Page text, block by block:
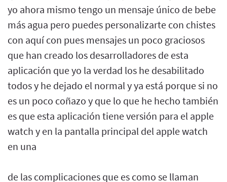
yo ahora mismo tengo un mensaje único de bebe
más agua pero puedes personalizarte con chistes
con aquí con pues mensajes un poco graciosos
que han creado los desarrolladores de esta
aplicación que yo la verdad los he desabilitado
todos y he dejado el normal y ya está porque si no
es un poco coñazo y que lo que he hecho también
es que esta aplicación tiene versión para el apple
watch y en la pantalla principal del apple watch
en una
de las complicaciones que es como se llaman